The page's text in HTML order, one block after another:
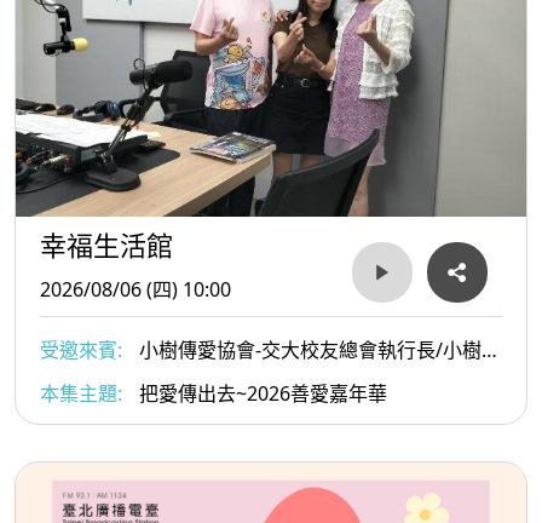
幸福生活館
2026/08/06 (四) 10:00
受邀來賓:
小樹傳愛協會-交大校友總會執行長/小樹傳
愛協會副理事長/陳俊秀與小樹傳愛協會發起人戴惠貞
Dammy老師
本集主題: 把愛傳出去~2026善愛嘉年華